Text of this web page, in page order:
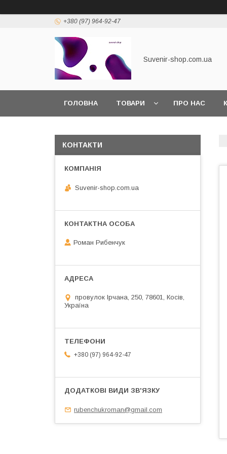
+380 (97) 964-92-47
Suvenir-shop.com.ua
ГОЛОВНА ТОВАРИ ПРО НАС
КОНТАКТИ
Suvenir-shop.com.ua
Роман Рибенчук
провулок Ірчана, 250, 78601, Косів,
Україна
+380 (97) 964-92-47
rubenchukroman@gmail.com